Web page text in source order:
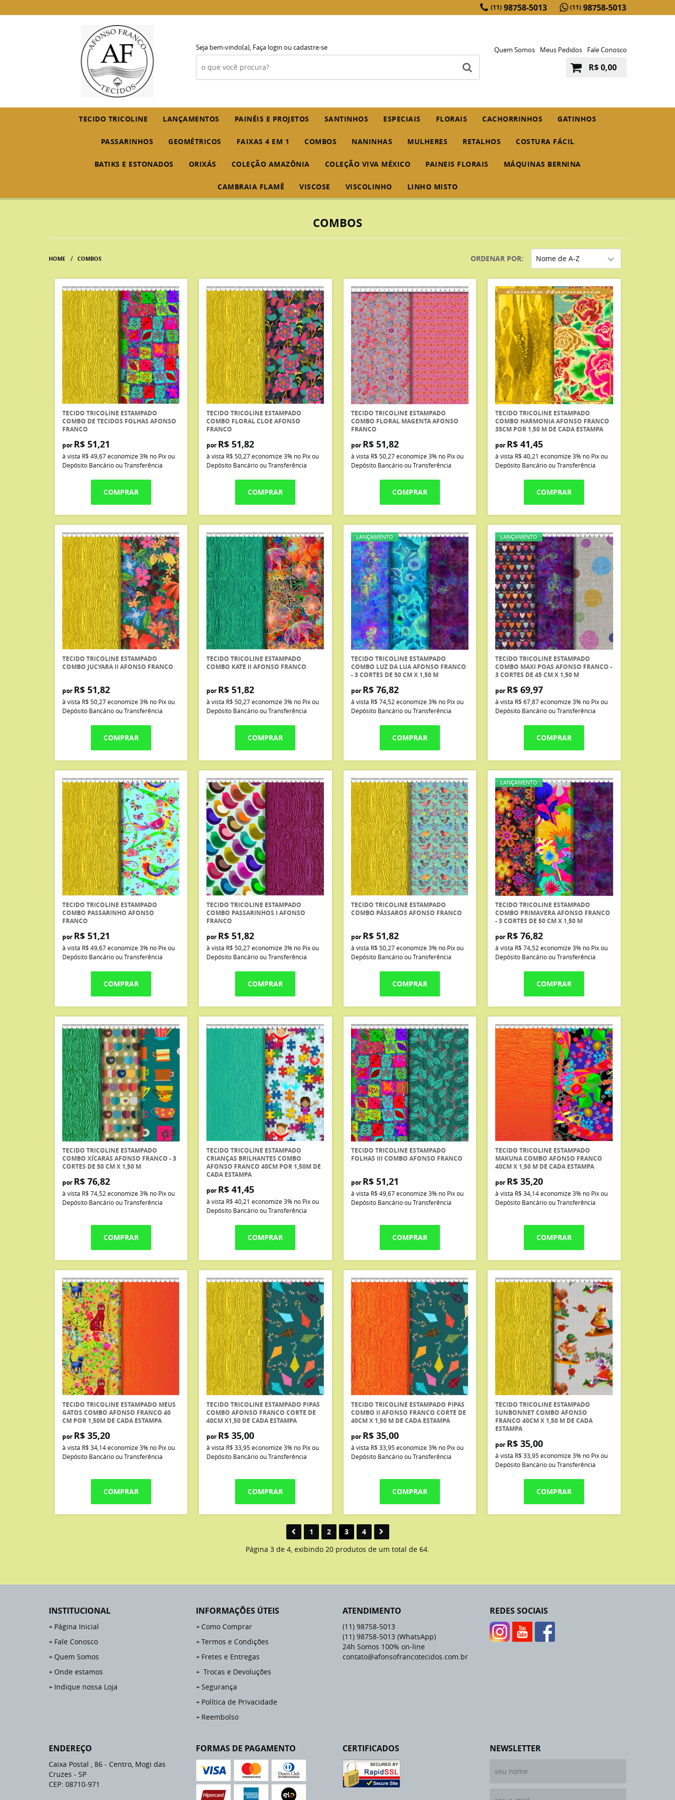
(11) 98758-5013 (11) 98758-5013
Seja bem-vindo(a), Faça login ou cadastre-se Quem Somos Meus Pedidos Fale Conosco
R$ 0,00
TECIDO TRICOLINE LANÇAMENTOS PAINÉIS E PROJETOS SANTINHOS ESPECIAIS FLORAIS CACHORRINHOS GATINHOS
PASSARINHOS GEOMÉTRICOS FAIXAS 4 EM 1 COMBOS NANINHAS MULHERES RETALHOS COSTURA FÁCIL
BATIKS E ESTONADOS ORIXÁS COLEÇÃO AMAZÔNIA COLEÇÃO VIVA MÉXICO PAINEIS FLORAIS MÁQUINAS BERNINA
CAMBRAIA FLAMÊ VISCOSE VISCOLINHO LINHO MISTO
COMBOS
HOME COMBOS ORDENAR POR Nome de A-Z
TECIDO TRICOLINE ESTAMPADO
COMBO DE TECIDOS FOLHAS AFONSO
FRANCO
por R$ 51,21
à vista R$ 49,67economize3% no Pix ou
Depósito Bancário ou Transferência
COMPRAR
TECIDO TRICOLINE ESTAMPADO
COMBO FLORAL CLOE AFONSO
FRANCO
por R$ 51,82
à vista R$ 50,27economize3% no Pix ou
Depósito Bancário ou Transferência
COMPRAR
TECIDO TRICOLINE ESTAMPADO
COMBO FLORAL MAGENTA AFONSO
FRANCO
por R$ 51,82
à vista R$ 50,27economize3% no Pix ou
Depósito Bancário ou Transferência
COMPRAR
TECIDO TRICOLINE ESTAMPADO
COMBO HARMONIA AFONSO FRANCO
35CM POR 1,50 M DE CADA ESTAMPA
por R$ 41,45
à vista R$ 40,21 economize3% no Pix ou
Depósito Bancário ou Transferência
COMPRAR
TECIDO TRICOLINE ESTAMPADO
COMBO JUCYARA II AFONSO FRANCO
por R$ 51,82
à vista R$ 50,27economize3% no Pix ou
Depósito Bancário ou Transferência
COMPRAR
TECIDO TRICOLINE ESTAMPADO
COMBO KATE II AFONSO FRANCO
por R$ 51,82
à vista R$ 50,27economize3% no Pix ou
Depósito Bancário ou Transferência
COMPRAR
LANÇAMENTO
TECIDO TRICOLINE ESTAMPADO
COMBO LUZ DA LUA AFONSO FRANCO
- 3 CORTES DE 50 CM X 1,50 M
por R$ 76,82
à vista R$ 74,52 economize3% no Pix ou
Depósito Bancário ou Transferência
COMPRAR
LANÇAMENTO
TECIDO TRICOLINE ESTAMPADO
COMBO MAXI POAS AFONSO FRANCO -
3 CORTES DE 45 CM X 1,50 M
por R$ 69,97
à vista R$ 67,87economize3% no Pix ou
Depósito Bancário ou Transferência
COMPRAR
TECIDO TRICOLINE ESTAMPADO
COMBO PASSARINHO AFONSO
FRANCO
por R$ 51,21
à vista R$ 49,67economize3% no Pix ou
Depósito Bancário ou Transferência
COMPRAR
TECIDO TRICOLINE ESTAMPADO
COMBO PASSARINHOS I AFONSO
FRANCO
por R$ 51,82
à vista R$ 50,27economize3% no Pix ou
Depósito Bancário ou Transferência
COMPRAR
TECIDO TRICOLINE ESTAMPADO
COMBO PÁSSAROS AFONSO FRANCO
por R$ 51,82
à vista R$ 50,27economize3% no Pix ou
Depósito Bancário ou Transferência
COMPRAR
LANÇAMENTO
TECIDO TRICOLINE ESTAMPADO
COMBO PRIMAVERA AFONSO FRANCO
- 3 CORTES DE 50 CM X 1,50 M
por R$ 76,82
à vista R$ 74,52 economize3% no Pix ou
Depósito Bancário ou Transferência
COMPRAR
TECIDO TRICOLINE ESTAMPADO
COMBO XÍCARAS AFONSO FRANCO - 3
CORTES DE 50 CM X 1,50 M
por R$ 76,82
à vista R$ 74,52 economize3% no Pix ou
Depósito Bancário ou Transferência
COMPRAR
TECIDO TRICOLINE ESTAMPADO
CRIANÇAS BRILHANTES COMBO
AFONSO FRANCO 40CM POR 1,50M DE
CADA ESTAMPA
por R$ 41,45
à vista R$ 40,21 economize3% no Pix ou
Depósito Bancário ou Transferência
COMPRAR
TECIDO TRICOLINE ESTAMPADO
FOLHAS III COMBO AFONSO FRANCO
por R$ 51,21
à vista R$ 49,67economize3% no Pix ou
Depósito Bancário ou Transferência
COMPRAR
TECIDO TRICOLINE ESTAMPADO
MAKUNA COMBO AFONSO FRANCO
40CM X 1,50 M DE CADA ESTAMPA
por R$ 35,20
à vista R$ 34,14economize3% no Pix ou
Depósito Bancário ou Transferência
COMPRAR
TECIDO TRICOLINE ESTAMPADO MEUS
GATOS COMBO AFONSO FRANCO 40
CM POR 1,50M DE CADA ESTAMPA
por R$ 35,20
à vista R$ 34,14economize3% no Pix ou
Depósito Bancário ou Transferência
COMPRAR
TECIDO TRICOLINE ESTAMPADO PIPAS
COMBO AFONSO FRANCO CORTE DE
40CM X1,50 DE CADA ESTAMPA
por R$ 35,00
à vista R$ 33,95economize3% no Pix ou
Depósito Bancário ou Transferência
COMPRAR
TECIDO TRICOLINE ESTAMPADO PIPAS
COMBO II AFONSO FRANCO CORTE DE
40CM X 1,50 M DE CADA ESTAMPA
por R$ 35,00
à vista R$ 33,95economize3% no Pix ou
Depósito Bancário ou Transferência
COMPRAR
TECIDO TRICOLINE ESTAMPADO
SUNBONNET COMBO AFONSO
FRANCO 40CM X 1,50 M DE CADA
ESTAMPA
por R$ 35,00
à vista R$ 33,95economize3% no Pix ou
Depósito Bancário ou Transferência
COMPRAR
1 2 3
4
Página 3 de 4, exibindo 20 produtos de um total de 64.
INSTITUCIONAL
Página Inicial
Fale Conosco
Quem Somos
Onde estamos
Indique nossa Loja
INFORMAÇÕES ÚTEIS
Como Comprar
Termos e Condições
Fretes e Entregas
Trocas e Devoluções
Segurança
Política de Privacidade
Reembolso
ATENDIMENTO
(11) 98758-5013
(11) 98758-5013 (WhatsApp)
24h Somos 100% on-line
contato@afonsofrancotecidos.com.br
REDES SOCIAIS
ENDEREÇO
Caixa Postal , 86 - Centro, Mogi das
Cruzes - SP
CEP: 08710-971
FORMAS DE PAGAMENTO CERTIFICADOS NEWSLETTER